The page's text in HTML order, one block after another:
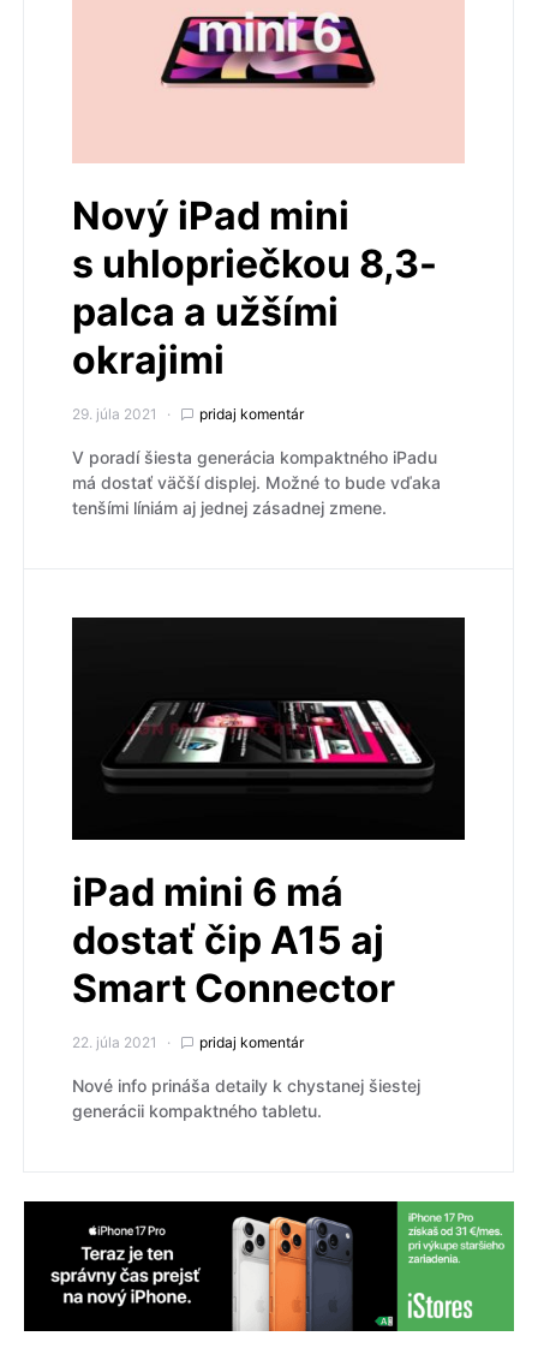
Nový iPad mini
s uhlopriečkou 8,3-
palca a užšími
okrajimi
29. júla 2021 pridaj komentár
V poradí šiesta generácia kompaktného iPadu
má dostať väčší displej. Možné to bude vďaka
tenšími líniám aj jednej zásadnej zmene.
iPad mini 6 má
dostať čip A15 aj
Smart Connector
22. júla 2021 pridaj komentár
Nové info prináša detaily k chystanej šiestej
generácii kompaktného tabletu.